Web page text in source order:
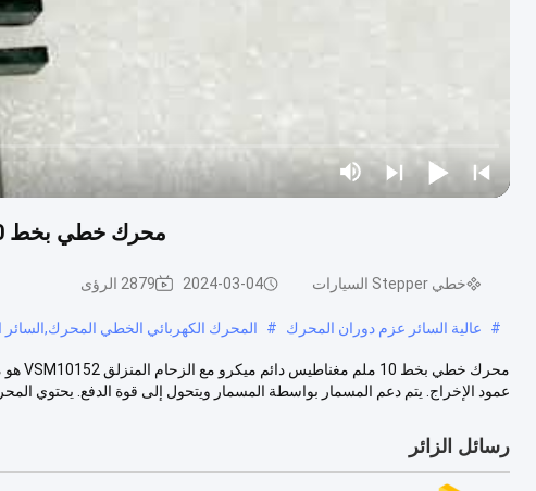
محرك خطي بخط 10 ملم مغناطيس دائم ميكرو مع الزحام المنزلق
خطي Stepper السيارات 2024-03-04 2879 الرؤى
# عالية السائر عزم دوران المحرك # المحرك الكهربائي الخطي المحرك,السائر
عمود الإخراج. يتم دعم المسمار بواسطة المسمار ويتحول إلى قوة الدفع. يحتوي
رسائل الزائر